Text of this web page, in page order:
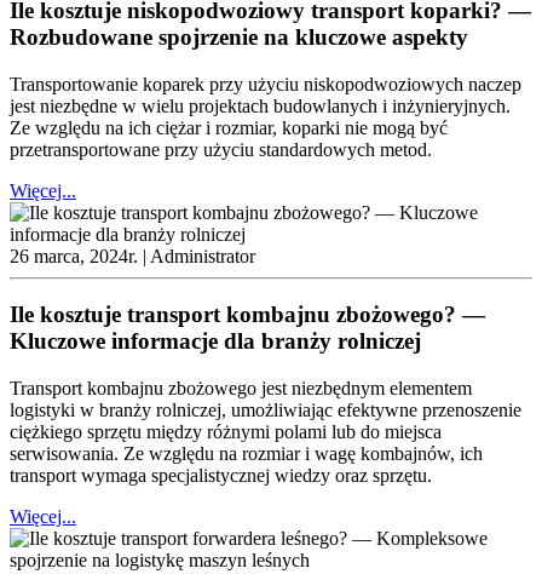
Ile kosztuje niskopodwoziowy transport koparki? —
Rozbudowane spojrzenie na kluczowe aspekty
Transportowanie koparek przy użyciu niskopodwoziowych naczep
jest niezbędne w wielu projektach budowlanych i inżynieryjnych.
Ze względu na ich ciężar i rozmiar, koparki nie mogą być
przetransportowane przy użyciu standardowych metod.
Więcej...
26 marca, 2024r. | Administrator
Ile kosztuje transport kombajnu zbożowego? —
Kluczowe informacje dla branży rolniczej
Transport kombajnu zbożowego jest niezbędnym elementem
logistyki w branży rolniczej, umożliwiając efektywne przenoszenie
ciężkiego sprzętu między różnymi polami lub do miejsca
serwisowania. Ze względu na rozmiar i wagę kombajnów, ich
transport wymaga specjalistycznej wiedzy oraz sprzętu.
Więcej...